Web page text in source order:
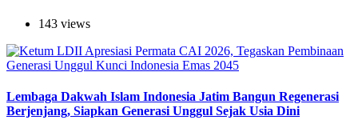
143 views
Lembaga Dakwah Islam Indonesia Jatim Bangun Regenerasi
Berjenjang, Siapkan Generasi Unggul Sejak Usia Dini